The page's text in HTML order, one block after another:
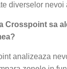
diverselor nevoi
Crosspoint sa
analizeaza